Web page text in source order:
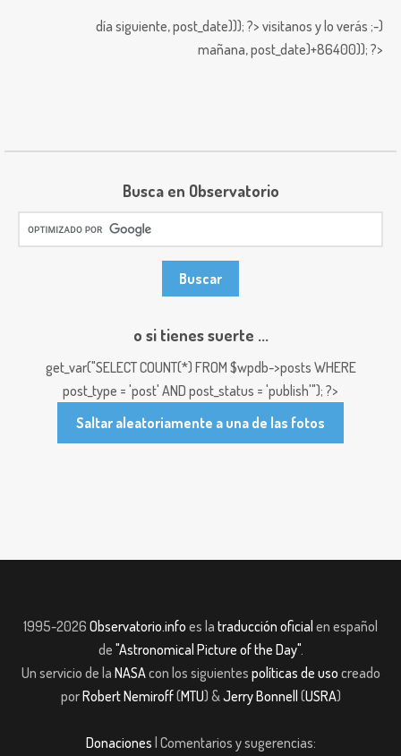
día siguiente,post_date))); ?> visitanos y lo verás ;-)
mañana,post_date)+86400)); ?>
Busca en Observatorio
o si tienes suerte ...
get_var("SELECT COUNT(*) FROM $wpdb->posts WHERE
post_type = 'post' AND post_status = 'publish'"); ?>
Saltar aleatoriamente a una de las fotos
1995-2026 Observatorio.info es la traducción oficial en español
de "Astronomical Picture of the Day".
Un servicio de la NASAcon los siguientes políticas de uso creado
porRobert Nemiroff(MTU) &Jerry Bonnell (USRA)
Donaciones | Comentarios y sugerencias: